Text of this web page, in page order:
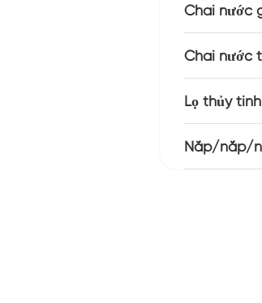
Chai nước
Chai nước
Lọ thủy tinh
Nắp/nắp/